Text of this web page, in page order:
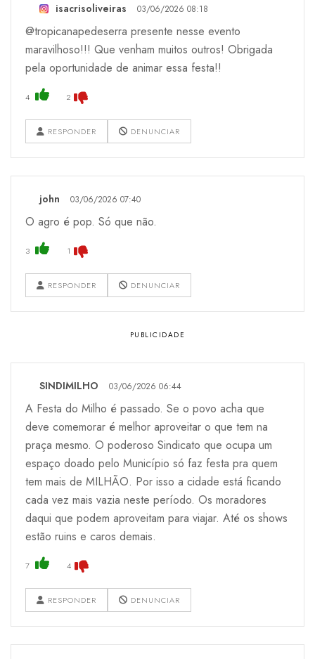
isacrisoliveiras 03/06/2026 08:18
@tropicanapedeserra presente nesse evento
maravilhoso!!! Que venham muitos outros! Obrigada
pela oportunidade de animar essa festa!!
4 2
RESPONDER DENUNCIAR
john 03/06/2026 07:40
O agro é pop. Só que não.
3 1
RESPONDER DENUNCIAR
SINDIMILHO 03/06/2026 06:44
A Festa do Milho é passado. Se o povo acha que
deve comemorar é melhor aproveitar o que tem na
praça mesmo. O poderoso Sindicato que ocupa um
espaço doado pelo Município só faz festa pra quem
tem mais de MILHÃO. Por isso a cidade está ficando
cada vez mais vazia neste período. Os moradores
daqui que podem aproveitam para viajar. Até os shows
estão ruins e caros demais.
7 4
RESPONDER DENUNCIAR